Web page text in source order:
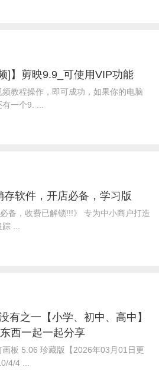
]】剪映9.9_可使用VIP功能
教程操作，即可成功，如果你的电脑
一个9. ...
存软件，开店必备，学习版
备，收费已解锁!!!》 专为中小商户打造
...
有之一【小学、初中、高中】
西一起一起分享
板 5.06 珍藏版【2026年03月01日更
4/4 ...